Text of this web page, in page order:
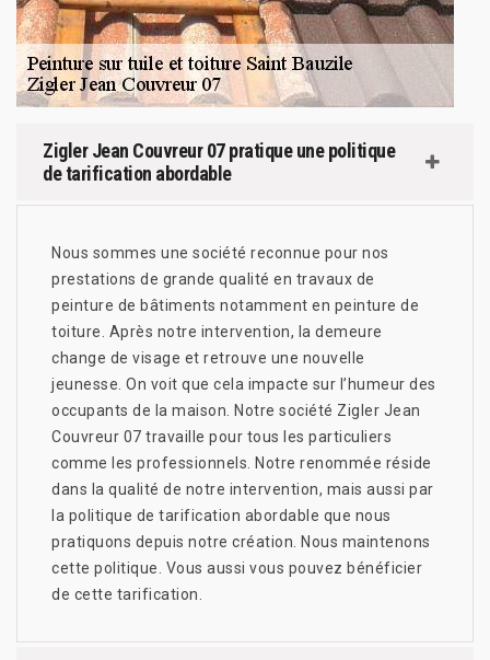
Zigler Jean Couvreur 07 pratique une politique
de tarification abordable
Nous sommes une société reconnue pour nos
prestations de grande qualité en travaux de
peinture de bâtiments notamment en peinture de
toiture. Après notre intervention, la demeure
change de visage et retrouve une nouvelle
jeunesse. On voit que cela impacte sur l’humeur des
occupants de la maison. Notre société Zigler Jean
Couvreur 07 travaille pour tous les particuliers
comme les professionnels. Notre renommée réside
dans la qualité de notre intervention, mais aussi par
la politique de tarification abordable que nous
pratiquons depuis notre création. Nous maintenons
cette politique. Vous aussi vous pouvez bénéficier
de cette tarification.